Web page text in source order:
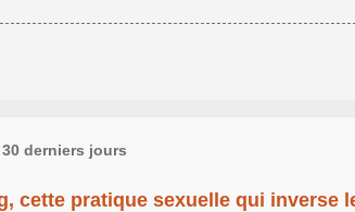
derniers jours
cette pratique sexuelle qui inverse